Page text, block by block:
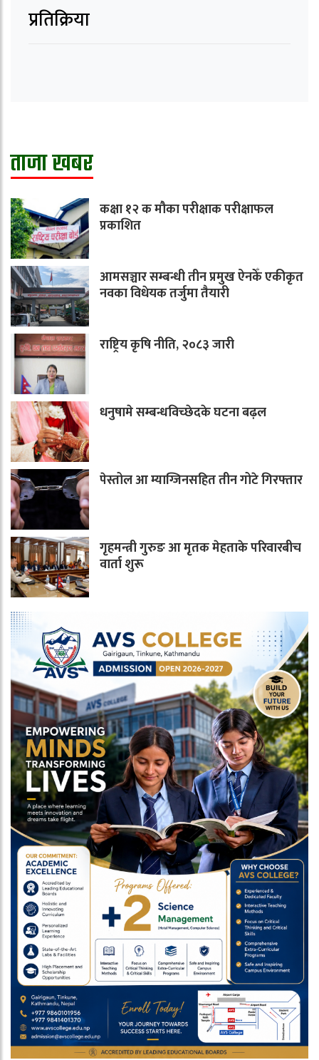
प्रतिक्रिया
ताजा खबर
कक्षा १२ क मौका परीक्षाक परीक्षाफल
प्रकाशित
आमसञ्चार सम्बन्धी तीन प्रमुख ऐनकेँ एकीकृत
नवका विधेयक तर्जुमा तैयारी
राष्ट्रिय कृषि नीति, २०८३ जारी
धनुषामे सम्बन्धविच्छेदके घटना बढ़ल
पेस्तोल आ म्याग्जिनसहित तीन गोटे गिरफ्तार
गृहमन्त्री गुरुङ आ मृतक मेहताके परिवारबीच
वार्ता शुरू